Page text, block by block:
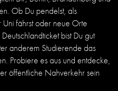
Ob Du pendelst, als
fährst oder neue Orte
bist Du gut
anderem Studierende das
Probiere es aus und entdecke,
öffentliche Nahverkehr sein